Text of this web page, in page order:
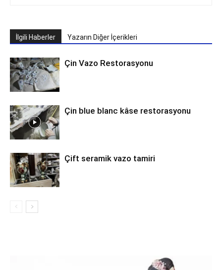
İlgili Haberler Yazarın Diğer İçerikleri
Çin Vazo Restorasyonu
Çin blue blanc kâse restorasyonu
Çift seramik vazo tamiri